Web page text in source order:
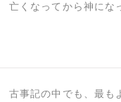
亡くなってから神にな
古事記の中でも、最も